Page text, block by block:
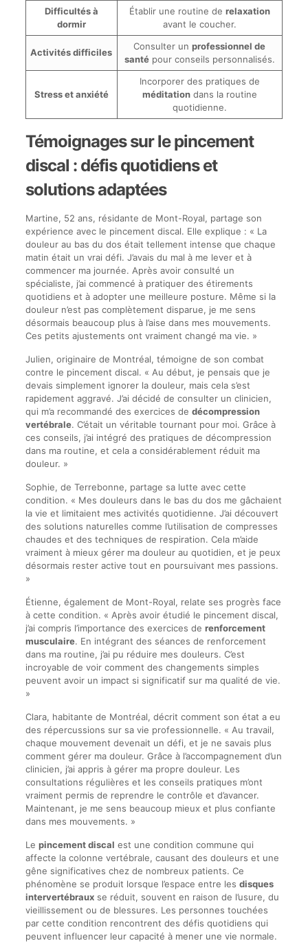
Difficultés à
dormir
Établir une routine de relaxation
avant le coucher.
Activités difficiles
Consulter unprofessionnel de
santépour conseils personnalisés.
Stress et anxiété
Incorporer des pratiques de
méditationdans la routine
quotidienne.
Témoignages sur le pincement
discal : défis quotidiens et
solutions adaptées
Martine, 52 ans, résidante de Mont-Royal, partage son
expérience avec le pincement discal. Elle explique : « La
douleur au bas du dos était tellement intense que chaque
matin était un vrai défi. J’avais du mal à me lever et à
commencer ma journée. Après avoir consulté un
spécialiste, j’ai commencé à pratiquer des étirements
quotidiens et à adopter une meilleure posture. Même si la
douleur n’est pas complètement disparue, je me sens
désormais beaucoup plus à l’aise dans mes mouvements.
Ces petits ajustements ont vraiment changé ma vie. »
Julien, originaire de Montréal, témoigne de son combat
contre le pincement discal. « Au début, je pensais que je
devais simplement ignorer la douleur, mais cela s’est
rapidement aggravé. J’ai décidé de consulter un clinicien,
qui m’a recommandé des exercices de décompression
vertébrale. C’était un véritable tournant pour moi. Grâce à
ces conseils, j’ai intégré des pratiques de décompression
dans ma routine, et cela a considérablement réduit ma
douleur. »
Sophie, de Terrebonne, partage sa lutte avec cette
condition. « Mes douleurs dans le bas du dos me gâchaient
la vie et limitaient mes activités quotidienne. J’ai découvert
des solutions naturelles comme l’utilisation de compresses
chaudes et des techniques de respiration. Cela m’aide
vraiment à mieux gérer ma douleur au quotidien, et je peux
désormais rester active tout en poursuivant mes passions.
»
Étienne, également de Mont-Royal, relate ses progrès face
à cette condition. « Après avoir étudié le pincement discal,
j’ai compris l’importance des exercices de renforcement
musculaire. En intégrant des séances de renforcement
dans ma routine, j’ai pu réduire mes douleurs. C’est
incroyable de voir comment des changements simples
peuvent avoir un impact si significatif sur ma qualité de vie.
»
Clara, habitante de Montréal, décrit comment son état a eu
des répercussions sur sa vie professionnelle. « Au travail,
chaque mouvement devenait un défi, et je ne savais plus
comment gérer ma douleur. Grâce à l’accompagnement d’un
clinicien, j’ai appris à gérer ma propre douleur. Les
consultations régulières et les conseils pratiques m’ont
vraiment permis de reprendre le contrôle et d’avancer.
Maintenant, je me sens beaucoup mieux et plus confiante
dans mes mouvements. »
Le pincement discal est une condition commune qui
affecte la colonne vertébrale, causant des douleurs et une
gêne significatives chez de nombreux patients. Ce
phénomène se produit lorsque l’espace entre les disques
intervertébrauxse réduit, souvent en raison de l’usure, du
vieillissement ou de blessures. Les personnes touchées
par cette condition rencontrent des défis quotidiens qui
peuvent influencer leur capacité à mener une vie normale.